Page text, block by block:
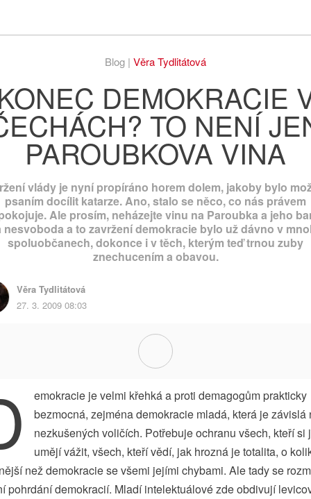
Blog | Věra Tydlitátová
DEMOKRACIE
TO NENÍ
PAROUBKOVA VINA
vlády je nyní propíráno horem dolem, jakoby bylo
psaním docílit katarze. Ano, stalo se něco, co nás právem
Ale prosím, neházejte vinu na Paroubka a jeho
nesvoboda a to zavržení demokracie bylo už dávno v
spoluobčanech, dokonce i v těch, kterým teď trnou zuby
znechucením a obavou.
Věra Tydlitátová
27. 3. 2009 08:03
emokracie je velmi křehká a proti demagogům prakticky
bezmocná, zejména demokracie mladá, která je závislá
nezkušených voličích. Potřebuje ochranu všech, kteří si
umějí vážit, všech, kteří vědí, jak hrozná je totalita, o
než demokracie se všemi jejími chybami. Ale tady se
pohrdání demokracií. Mladí intelektuálové zde obdivují